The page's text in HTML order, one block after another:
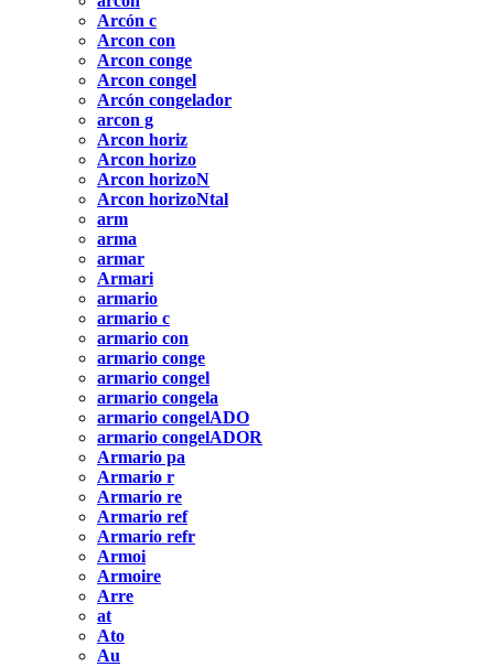
Arcón c
Arcon con
Arcon conge
Arcon congel
Arcón congelador
arcon g
Arcon horiz
Arcon horizo
Arcon horizoN
Arcon horizoNtal
arm
arma
armar
Armari
armario
armario c
armario con
armario conge
armario congel
armario congela
armario congelADO
armario congelADOR
Armario pa
Armario r
Armario re
Armario ref
Armario refr
Armoi
Armoire
Arre
at
Ato
Au